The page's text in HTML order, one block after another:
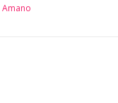
Mechanik: vernickelt
Amano